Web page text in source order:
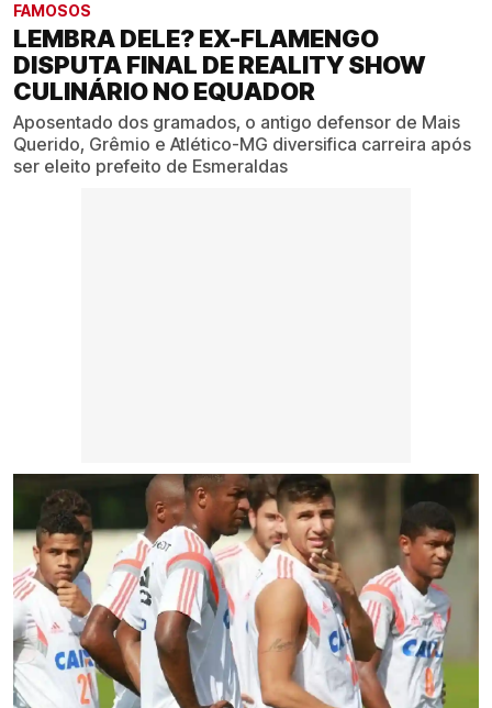
FAMOSOS
LEMBRA DELE? EX-FLAMENGO
DISPUTA FINAL DE REALITY SHOW
CULINÁRIO NO EQUADOR
Aposentado dos gramados, o antigo defensor de Mais
Querido, Grêmio e Atlético-MG diversifica carreira após
ser eleito prefeito de Esmeraldas